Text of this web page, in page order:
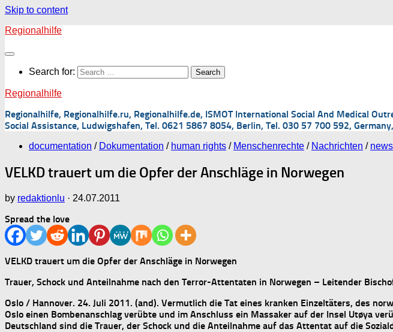
Skip to content
Regionalhilfe
Search for:
Regionalhilfe
Regionalhilfe, Regionalhilfe.ru, Regionalhilfe.de, ISMOT International Social And Medical
Social Assistance, Ludwigshafen, Tel. 0621 5867 8054, Berlin, Tel. 030 57 700 592,
documentation / Dokumentation / human rights / Menschenrechte / Nachrichten / news
VELKD trauert um die Opfer der Anschläge in Norwegen
by redaktionlu · 24.07.2011
Spread the love
VELKD trauert um die Opfer der Anschläge in Norwegen
Trauer, Schock und Anteilnahme nach den Terror-Attentaten in Norwegen – Leitender
Oslo / Hannover. 24. Juli 2011. (and). Vermutlich die Tat eines kranken Einzeltäters, des
Oslo einen Bombenanschlag verübte und im Anschluss ein Massaker auf der Insel Utøya
Deutschland sind die Trauer, der Schock und die Anteilnahme auf das Attentat auf die